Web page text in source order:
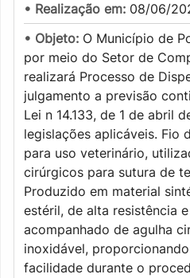
• Realização em: 08/06/
• Objeto: O Município de
por meio do Setor de
realizará Processo de
julgamento a previsão
Lei n 14.133, de 1 de abril
legislações aplicáveis. Fio
para uso veterinário,
cirúrgicos para sutura de
Produzido em material
estéril, de alta resistência
acompanhado de agulha
inoxidável,
facilidade durante o